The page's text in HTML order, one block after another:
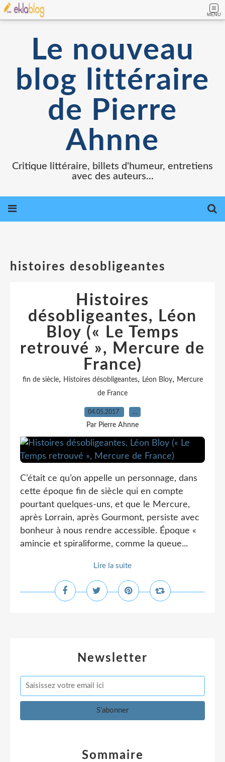
MENU
Le nouveau
blog littéraire
de Pierre
Ahnne
Critique littéraire, billets d'humeur, entretiens
avec des auteurs...
histoires desobligeantes
Histoires
désobligeantes, Léon
Bloy (« Le Temps
retrouvé », Mercure de
France)
fin de siècle, Histoires désobligeantes, Léon Bloy, Mercure
de France
04.05.2017 …
Par Pierre Ahnne
C’était ce qu’on appelle un personnage, dans
cette époque fin de siècle qui en compte
pourtant quelques-uns, et que le Mercure,
après Lorrain, après Gourmont, persiste avec
bonheur à nous rendre accessible. Époque «
amincie et spiraliforme, comme la queue...
Lire la suite
Newsletter
Sommaire